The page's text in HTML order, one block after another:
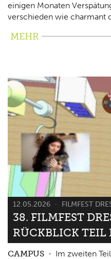
einigen Monaten
verschieden wie charmant
MEHR
12.05.2026 FILMFEST
38. FILMFEST
RÜCKBLICK TEIL
CAMPUS
Im zweiten